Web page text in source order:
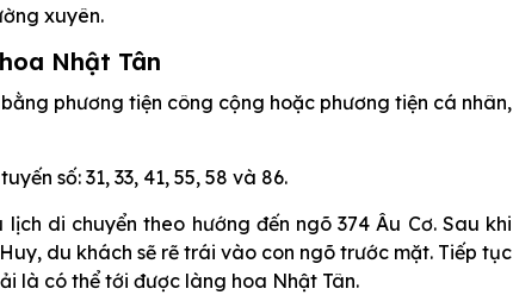
xuyên.
Nhật Tân
phương tiện công cộng hoặc phương tiện cá nhân,
số: 31, 33, 41, 55, 58 và 86.
di chuyển theo hướng đến ngõ 374 Âu Cơ. Sau khi
du khách sẽ rẽ trái vào con ngõ trước mặt. Tiếp tục
là có thể tới được làng hoa Nhật Tân.